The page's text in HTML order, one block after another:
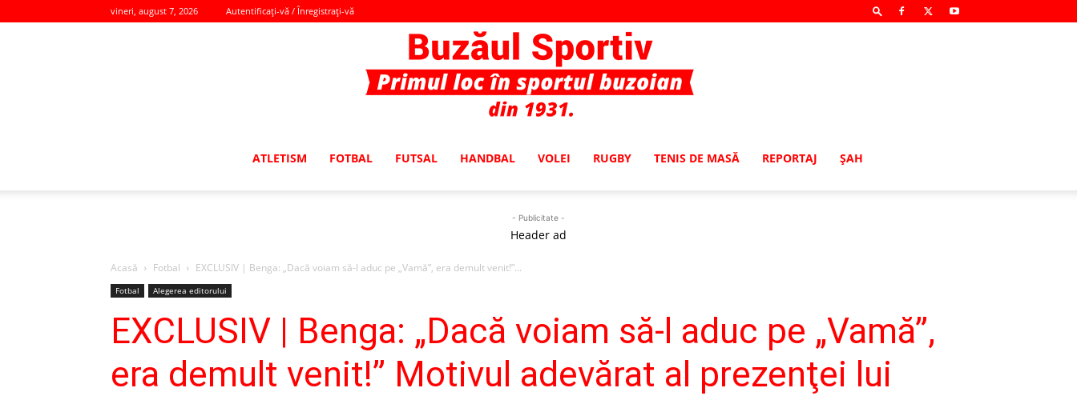
vineri, august 7, 2026 Autentificați-vă / Înregistrați-vă
ATLETISM FOTBAL FUTSAL HANDBAL VOLEI RUGBY TENIS DE MASĂ REPORTAJ ŞAH
- Publicitate -
Header ad
Acasă Fotbal EXCLUSIV | Benga: „Dacă voiam să-l aduc pe „Vamă”, era demult venit!”...
Fotbal Alegerea editorului
EXCLUSIV | Benga: „Dacă voiam să-l aduc pe „Vamă”,
era demult venit!” Motivul adevărat al prezenţei lui